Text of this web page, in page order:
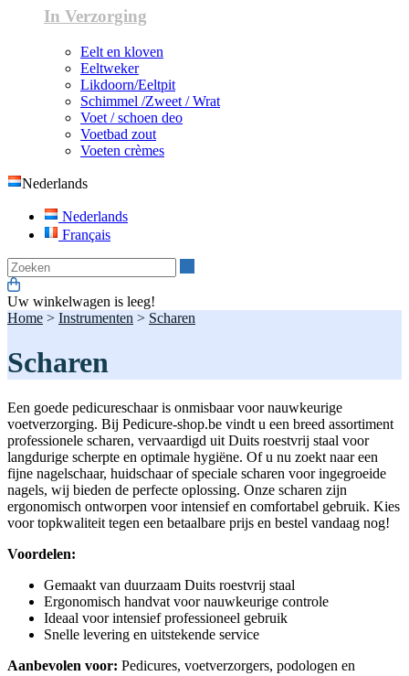
In Verzorging
Eelt en kloven
Eeltweker
Likdoorn/Eeltpit
Schimmel /Zweet / Wrat
Voet / schoen deo
Voetbad zout
Voeten crèmes
Nederlands
Nederlands
Français
Uw winkelwagen is leeg!
Home > Instrumenten > Scharen
Scharen
Een goede pedicureschaar is onmisbaar voor nauwkeurige
voetverzorging. Bij Pedicure-shop.be vindt u een breed assortiment
professionele scharen, vervaardigd uit Duits roestvrij staal voor
langdurige scherpte en optimale hygiëne. Of u nu zoekt naar een
fijne nagelschaar, huidschaar of speciale scharen voor ingegroeide
nagels, wij bieden de perfecte oplossing. Onze scharen zijn
ergonomisch ontworpen voor intensief en comfortabel gebruik. Kies
voor topkwaliteit tegen een betaalbare prijs en bestel vandaag nog!
Voordelen:
Gemaakt van duurzaam Duits roestvrij staal
Ergonomisch handvat voor nauwkeurige controle
Ideaal voor intensief professioneel gebruik
Snelle levering en uitstekende service
Aanbevolen voor: Pedicures, voetverzorgers, podologen en